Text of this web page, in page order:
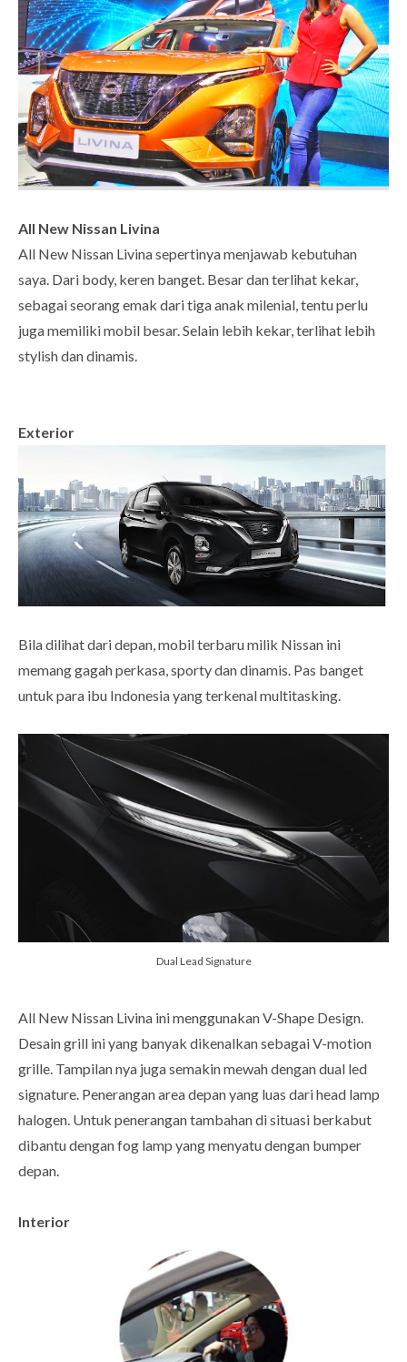
All New Nissan Livina
All New Nissan Livina sepertinya menjawab kebutuhan
saya. Dari body, keren banget. Besar dan terlihat kekar,
sebagai seorang emak dari tiga anak milenial, tentu perlu
juga memiliki mobil besar. Selain lebih kekar, terlihat lebih
stylish dan dinamis.
Exterior
Bila dilihat dari depan, mobil terbaru milik Nissan ini
memang gagah perkasa, sporty dan dinamis. Pas banget
untuk para ibu Indonesia yang terkenal multitasking.
Dual Lead Signature
All New Nissan Livina ini menggunakan V-Shape Design.
Desain grill ini yang banyak dikenalkan sebagai V-motion
grille. Tampilan nya juga semakin mewah dengan dual led
signature. Penerangan area depan yang luas dari head lamp
halogen. Untuk penerangan tambahan di situasi berkabut
dibantu dengan fog lamp yang menyatu dengan bumper
depan.
Interior